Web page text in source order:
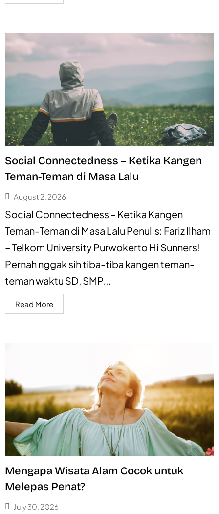
Social Connectedness – Ketika Kangen
Teman-Teman di Masa Lalu
August 2, 2026
Social Connectedness – Ketika Kangen
Teman-Teman di Masa Lalu Penulis: Fariz Ilham
– Telkom University Purwokerto Hi Sunners!
Pernah nggak sih tiba-tiba kangen teman-
teman waktu SD, SMP...
Read More
Mengapa Wisata Alam Cocok untuk
Melepas Penat?
July 30, 2026